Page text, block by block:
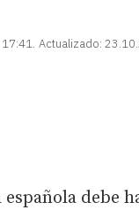
Actualizado:
española debe